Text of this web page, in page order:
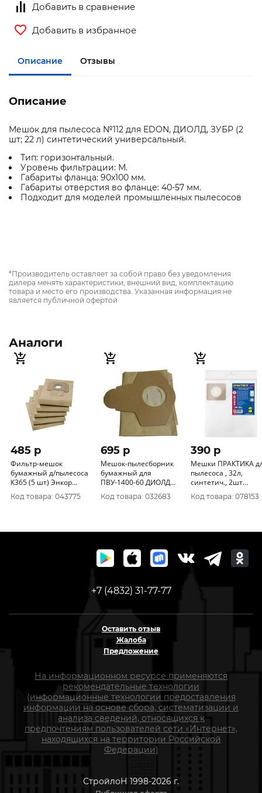
Добавить в сравнение
Добавить в избранное
Описание Отзывы
Описание
Мешок для пылесоса №112 для EDON, ДИОЛД, ЗУБР (2
шт; 22 л) синтетический универсальный.
Тип: горизонтальный.
Уровень фильтрации: М.
Габариты фланца: 90х100 мм.
Габариты отверстия во фланце: 40-57 мм.
Подходит для моделей промышленных пылесосов
*Производитель оставляет за собой право без уведомления
дилера менять характеристики, внешний вид, комплектацию
товара и место его производства. Указанная информация не
является публичной офертой
Аналоги
485 p
Фильтр-мешок
бумажный д/пылесоса
К365 (5 шт) Энкор
25593
Код товара: 043775
695 p
Мешок-пылесборник
бумажный для
ПВУ-1400-60 ДИОЛД
(5шт) 90070040
Код товара: 032683
390 p
Мешки ПРАКТИКА
пылесоса , 32л,
синтетич., 2шт
(FUBAG, REDVERG,
STATUS и др.) 792-
Код товара: 078153
+7 (4832) 31-77-77
Оставить отзыв
Жалоба
Предложение
На информационном ресурсе применяются
рекомендательные технологии
(информационные технологии предоставления
информации на основе сбора, систематизации и
анализа сведений, относящихся к
предпочтениям пользователей сети «Интернет»,
находящихся на территории Российской
Федерации)
СтройлоН 1998-2026 г.